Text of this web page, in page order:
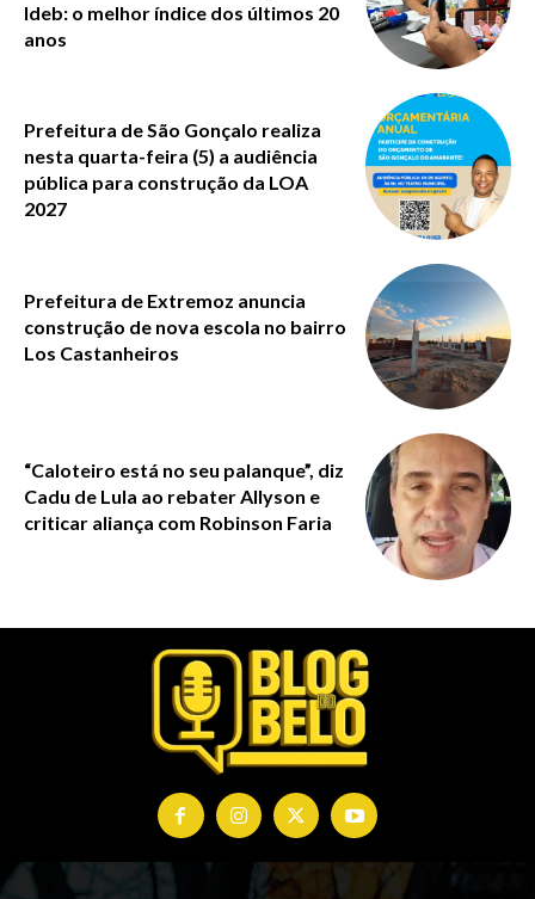
Ideb: o melhor índice dos últimos 20
anos
Prefeitura de São Gonçalo realiza
nesta quarta-feira (5) a audiência
pública para construção da LOA
2027
Prefeitura de Extremoz anuncia
construção de nova escola no bairro
Los Castanheiros
“Caloteiro está no seu palanque”, diz
Cadu de Lula ao rebater Allyson e
criticar aliança com Robinson Faria